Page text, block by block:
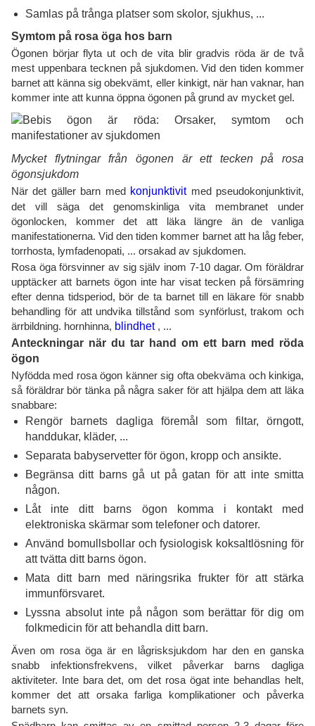
Samlas på trånga platser som skolor, sjukhus, ...
Symtom på rosa öga hos barn
Ögonen börjar flyta ut och de vita blir gradvis röda är de två
mest uppenbara tecknen på sjukdomen. Vid den tiden kommer
barnet att känna sig obekvämt, eller kinkigt, när han vaknar, han
kommer inte att kunna öppna ögonen på grund av mycket gel.
Mycket flytningar från ögonen är ett tecken på rosa
ögonsjukdom
När det gäller barn med konjunktivitmed pseudokonjunktivit,
det vill säga det genomskinliga vita membranet under
ögonlocken, kommer det att läka längre än de vanliga
manifestationerna. Vid den tiden kommer barnet att ha låg feber,
torrhosta, lymfadenopati, ... orsakad av sjukdomen.
Rosa öga försvinner av sig själv inom 7-10 dagar. Om föräldrar
upptäcker att barnets ögon inte har visat tecken på försämring
efter denna tidsperiod, bör de ta barnet till en läkare för snabb
behandling för att undvika tillstånd som synförlust, trakom och
ärrbildning. hornhinna, blindhet, ...
Anteckningar när du tar hand om ett barn med röda
ögon
Nyfödda med rosa ögon känner sig ofta obekväma och kinkiga,
så föräldrar bör tänka på några saker för att hjälpa dem att läka
snabbare:
Rengör barnets dagliga föremål som filtar, örngott,
handdukar, kläder, ...
Separata babyservetter för ögon, kropp och ansikte.
Begränsa ditt barns gå ut på gatan för att inte smitta
någon.
Låt inte ditt barns ögon komma i kontakt med
elektroniska skärmar som telefoner och datorer.
Använd bomullsbollar och fysiologisk koksaltlösning för
att tvätta ditt barns ögon.
Mata ditt barn med näringsrika frukter för att stärka
immunförsvaret.
Lyssna absolut inte på någon som berättar för dig om
folkmedicin för att behandla ditt barn.
Även om rosa öga är en lågrisksjukdom har den en ganska
snabb infektionsfrekvens, vilket påverkar barns dagliga
aktiviteter. Inte bara det, om det rosa ögat inte behandlas helt,
kommer det att orsaka farliga komplikationer och påverka
barnets syn.